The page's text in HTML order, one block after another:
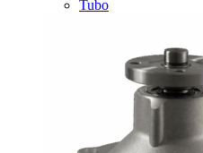
Tubo